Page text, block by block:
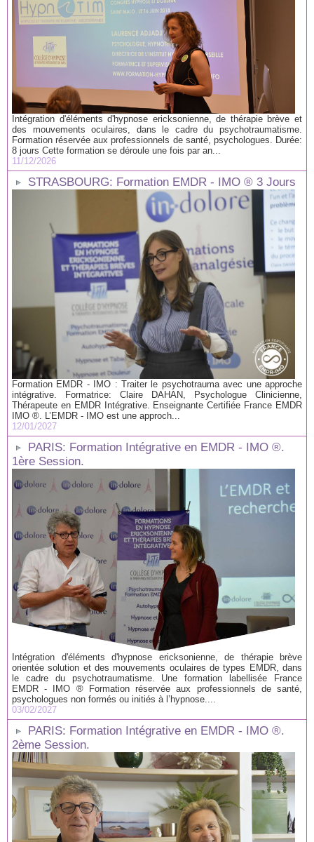
Intégration d'éléments d'hypnose ericksonienne, de thérapie brève et
des mouvements oculaires, dans le cadre du psychotraumatisme.
Formation réservée aux professionnels de santé, psychologues. Durée:
8 jours Cette formation se déroule une fois par an...
11/12/2026
STRASBOURG: Formation EMDR - IMO ® 3 Jours
Formation EMDR - IMO : Traiter le psychotrauma avec une approche
intégrative. Formatrice: Claire DAHAN, Psychologue Clinicienne,
Thérapeute en EMDR Intégrative. Enseignante Certifiée France EMDR
IMO ®. L’EMDR - IMO est une approch...
12/01/2027
PARIS: Formation Intégrative en EMDR - IMO ®.
1ère Session.
Intégration d'éléments d'hypnose ericksonienne, de thérapie brève
orientée solution et des mouvements oculaires de types EMDR, dans
le cadre du psychotraumatisme. Une formation labellisée France
EMDR - IMO ® Formation réservée aux professionnels de santé,
psychologues non formés ou initiés à l’hypnose....
03/02/2027
PARIS: Formation Intégrative en EMDR - IMO ®.
2ème Session.